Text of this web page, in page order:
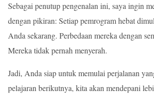
Sebagai penutup pengenalan ini, saya ingin
dengan pikiran: Setiap pemrogram hebat
Anda sekarang. Perbedaan mereka dengan
Mereka tidak pernah menyerah.
Jadi, Anda siap untuk memulai perjalanan
pelajaran berikutnya, kita akan mendepani